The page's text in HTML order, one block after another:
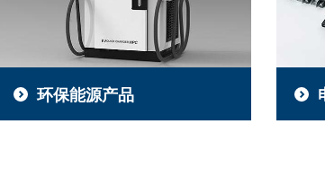
环保能源产品